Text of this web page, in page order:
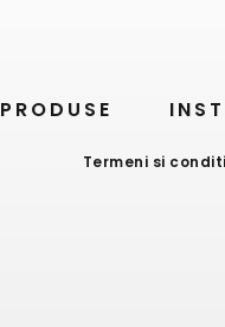
PRODUSE
Termeni si